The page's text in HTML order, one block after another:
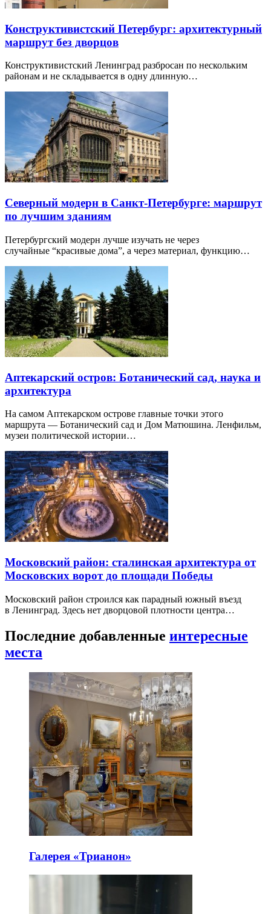
Конструктивистский Петербург: архитектурный
маршрут без дворцов
Конструктивистский Ленинград разбросан по нескольким
районам и не складывается в одну длинную…
Северный модерн в Санкт-Петербурге: маршрут
по лучшим зданиям
Петербургский модерн лучше изучать не через
случайные “красивые дома”, а через материал, функцию…
Аптекарский остров: Ботанический сад, наука и
архитектура
На самом Аптекарском острове главные точки этого
маршрута — Ботанический сад и Дом Матюшина. Ленфильм,
музеи политической истории…
Московский район: сталинская архитектура от
Московских ворот до площади Победы
Московский район строился как парадный южный въезд
в Ленинград. Здесь нет дворцовой плотности центра…
Последние добавленные интересные
места
Галерея «Трианон»